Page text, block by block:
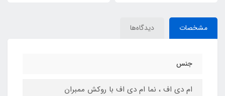
مشخصات دیدگاه‌ها
جنس
ام دی اف ، نما ام دی اف با روکش ممبران